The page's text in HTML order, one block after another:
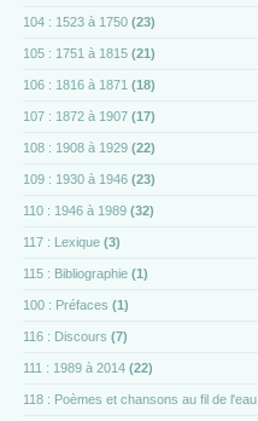
104 : 1523 à 1750 (23)
105 : 1751 à 1815 (21)
106 : 1816 à 1871 (18)
107 : 1872 à 1907 (17)
108 : 1908 à 1929 (22)
109 : 1930 à 1946 (23)
110 : 1946 à 1989 (32)
117 : Lexique (3)
115 : Bibliographie (1)
100 : Préfaces (1)
116 : Discours (7)
111 : 1989 à 2014 (22)
118 : Poèmes et chansons au fil de l'eau